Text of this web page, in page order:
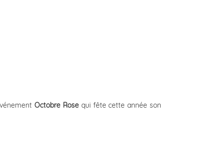
Octobre Rosequi fête cette année son